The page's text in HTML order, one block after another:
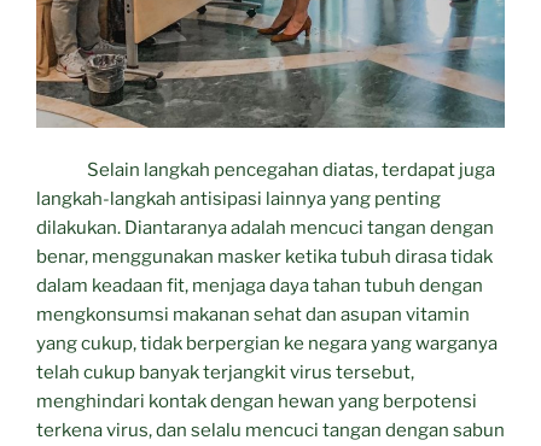
Selain langkah pencegahan diatas, terdapat juga
langkah-langkah antisipasi lainnya yang penting
dilakukan. Diantaranya adalah mencuci tangan dengan
benar, menggunakan masker ketika tubuh dirasa tidak
dalam keadaan fit, menjaga daya tahan tubuh dengan
mengkonsumsi makanan sehat dan asupan vitamin
yang cukup, tidak berpergian ke negara yang warganya
telah cukup banyak terjangkit virus tersebut,
menghindari kontak dengan hewan yang berpotensi
terkena virus, dan selalu mencuci tangan dengan sabun